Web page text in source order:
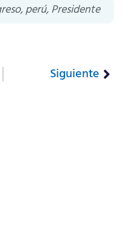
,perú,Presidente
Siguiente